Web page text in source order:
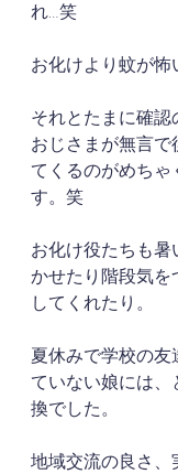
れ…笑
お化けより蚊が怖
それとたまに確
おじさまが無言で
てくるのがめち
す。笑
お化け役たちも
かせたり階段気を
してくれたり。
夏休みで学校の友
ていない娘には
換でした。
地域交流の良さ、